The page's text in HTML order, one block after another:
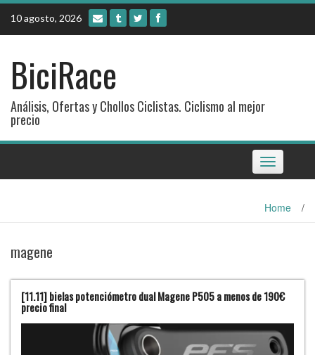
Skip
content
10 agosto, 2026
BiciRace
Análisis, Ofertas y Chollos Ciclistas. Ciclismo al mejor
precio
Toggle
navigation
Home /
magene
[11.11] bielas potenciómetro dual Magene P505 a menos de 190€
precio final